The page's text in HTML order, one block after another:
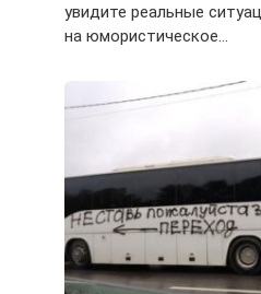
увидите реальные
на юмористическое…